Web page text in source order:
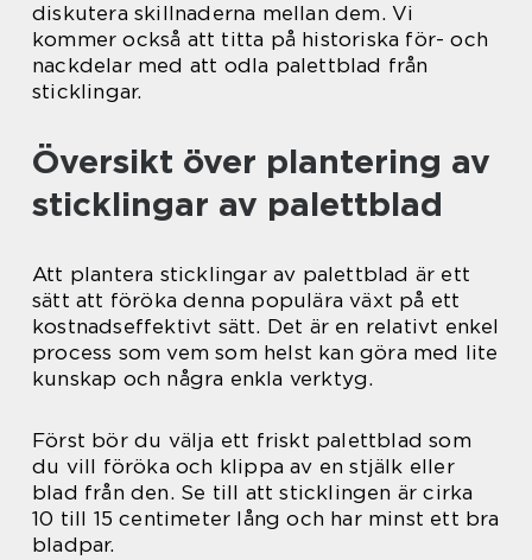
diskutera skillnaderna mellan dem. Vi
kommer också att titta på historiska för- och
nackdelar med att odla palettblad från
sticklingar.
Översikt över plantering av
sticklingar av palettblad
Att plantera sticklingar av palettblad är ett
sätt att föröka denna populära växt på ett
kostnadseffektivt sätt. Det är en relativt enkel
process som vem som helst kan göra med lite
kunskap och några enkla verktyg.
Först bör du välja ett friskt palettblad som
du vill föröka och klippa av en stjälk eller
blad från den. Se till att sticklingen är cirka
10 till 15 centimeter lång och har minst ett bra
bladpar.